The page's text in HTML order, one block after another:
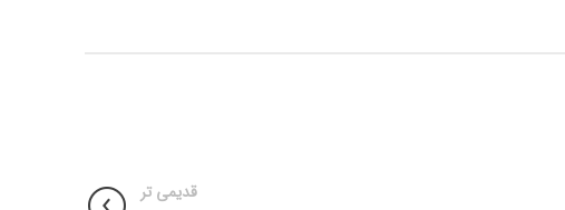
قدیمی تر